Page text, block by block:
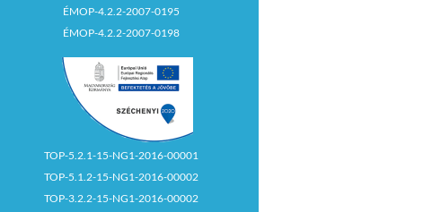
ÉMOP-4.2.2-2007-0195
ÉMOP-4.2.2-2007-0198
TOP-5.2.1-15-NG1-2016-00001
TOP-5.1.2-15-NG1-2016-00002
TOP-3.2.2-15-NG1-2016-00002